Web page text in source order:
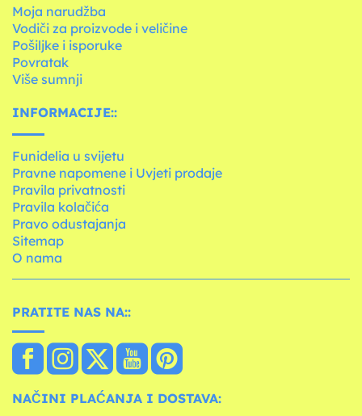
Moja narudžba
Vodiči za proizvode i veličine
Pošiljke i isporuke
Povratak
Više sumnji
INFORMACIJE::
Funidelia u svijetu
Pravne napomene i Uvjeti prodaje
Pravila privatnosti
Pravila kolačića
Pravo odustajanja
Sitemap
O nama
PRATITE NAS NA::
NAČINI PLAĆANJA I DOSTAVA: